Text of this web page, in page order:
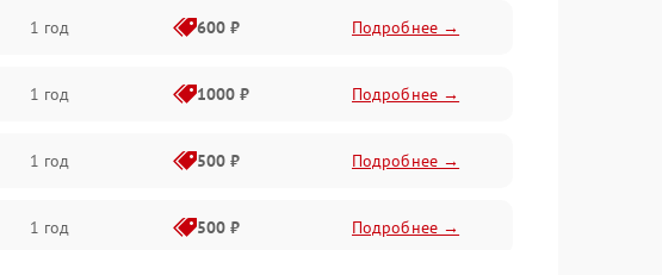
1 год 600 ₽ Подробнее →
1 год 1000 ₽ Подробнее →
1 год 500 ₽ Подробнее →
1 год 500 ₽ Подробнее →